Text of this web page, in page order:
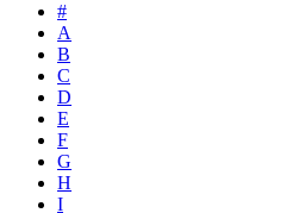
#
A
B
C
D
E
F
G
H
I